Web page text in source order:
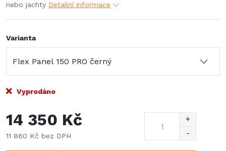
nebo jachty Detailní informace
Varianta
Vyprodáno
14 350 Kč
11 860 Kč bez DPH